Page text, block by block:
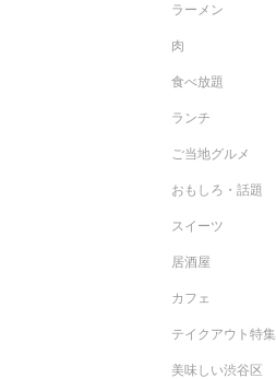
ラーメン
肉
食べ放題
ランチ
ご当地グルメ
おもしろ・話題
スイーツ
居酒屋
カフェ
テイクアウト特集
美味しい渋谷区